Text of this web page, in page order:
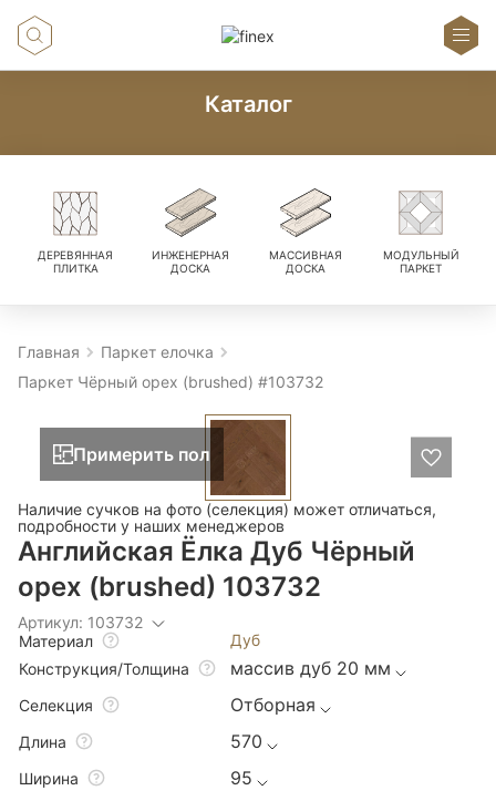
Каталог
ДЕРЕВЯННАЯ
ПЛИТКА
ИНЖЕНЕРНАЯ
ДОСКА
МАССИВНАЯ
ДОСКА
МОДУЛЬНЫЙ
ПАРКЕТ
Главная
Паркет елочка
Паркет Чёрный орех (brushed) #103732
Примерить пол
Наличие сучков на фото (селекция) может отличаться,
подробности у наших менеджеров
Английская Ёлка Дуб Чёрный
орех (brushed) 103732
Артикул: 103732
Материал
Дуб
Конструкция/Толщина
массив дуб 20 мм
Селекция Отборная
Длина 570
Ширина 95